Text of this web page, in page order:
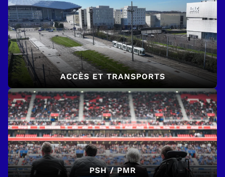
ACCÈS ET TRANSPORTS
PSH / PMR